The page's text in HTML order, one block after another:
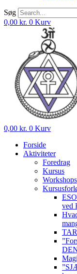
Søg
0,00 kr. 0 Kurv
0,00 kr. 0 Kurv
Forside
Aktiviteter
Foredrag
Kursus
Workshops
ved